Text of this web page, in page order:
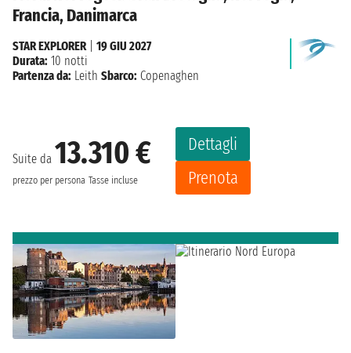
Francia, Danimarca
Suite da 13.310 €
prezzo per persona Tasse incluse
Dettagli
Prenota
STAR EXPLORER
19 GIU 2027
Durata: 10 notti
Partenza da: Leith Sbarco: Copenaghen